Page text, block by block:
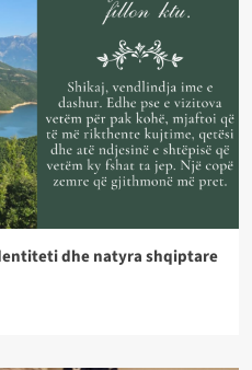
dhe natyra shqiptare